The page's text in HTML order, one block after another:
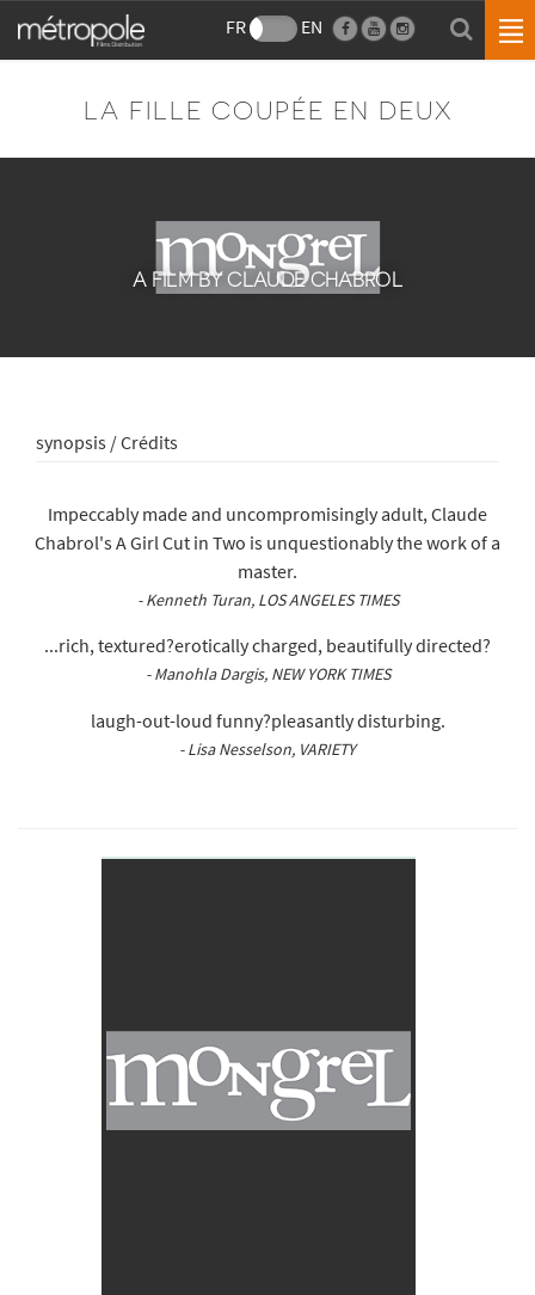
FR EN
LA FILLE COUPÉE EN DEUX
A FILM BY CLAUDE CHABROL
synopsis / Crédits
Impeccably made and uncompromisingly adult, Claude
Chabrol's A Girl Cut in Two is unquestionably the work of a
master.
- Kenneth Turan, LOS ANGELES TIMES
...rich, textured?erotically charged, beautifully directed?
- Manohla Dargis, NEW YORK TIMES
laugh-out-loud funny?pleasantly disturbing.
- Lisa Nesselson, VARIETY